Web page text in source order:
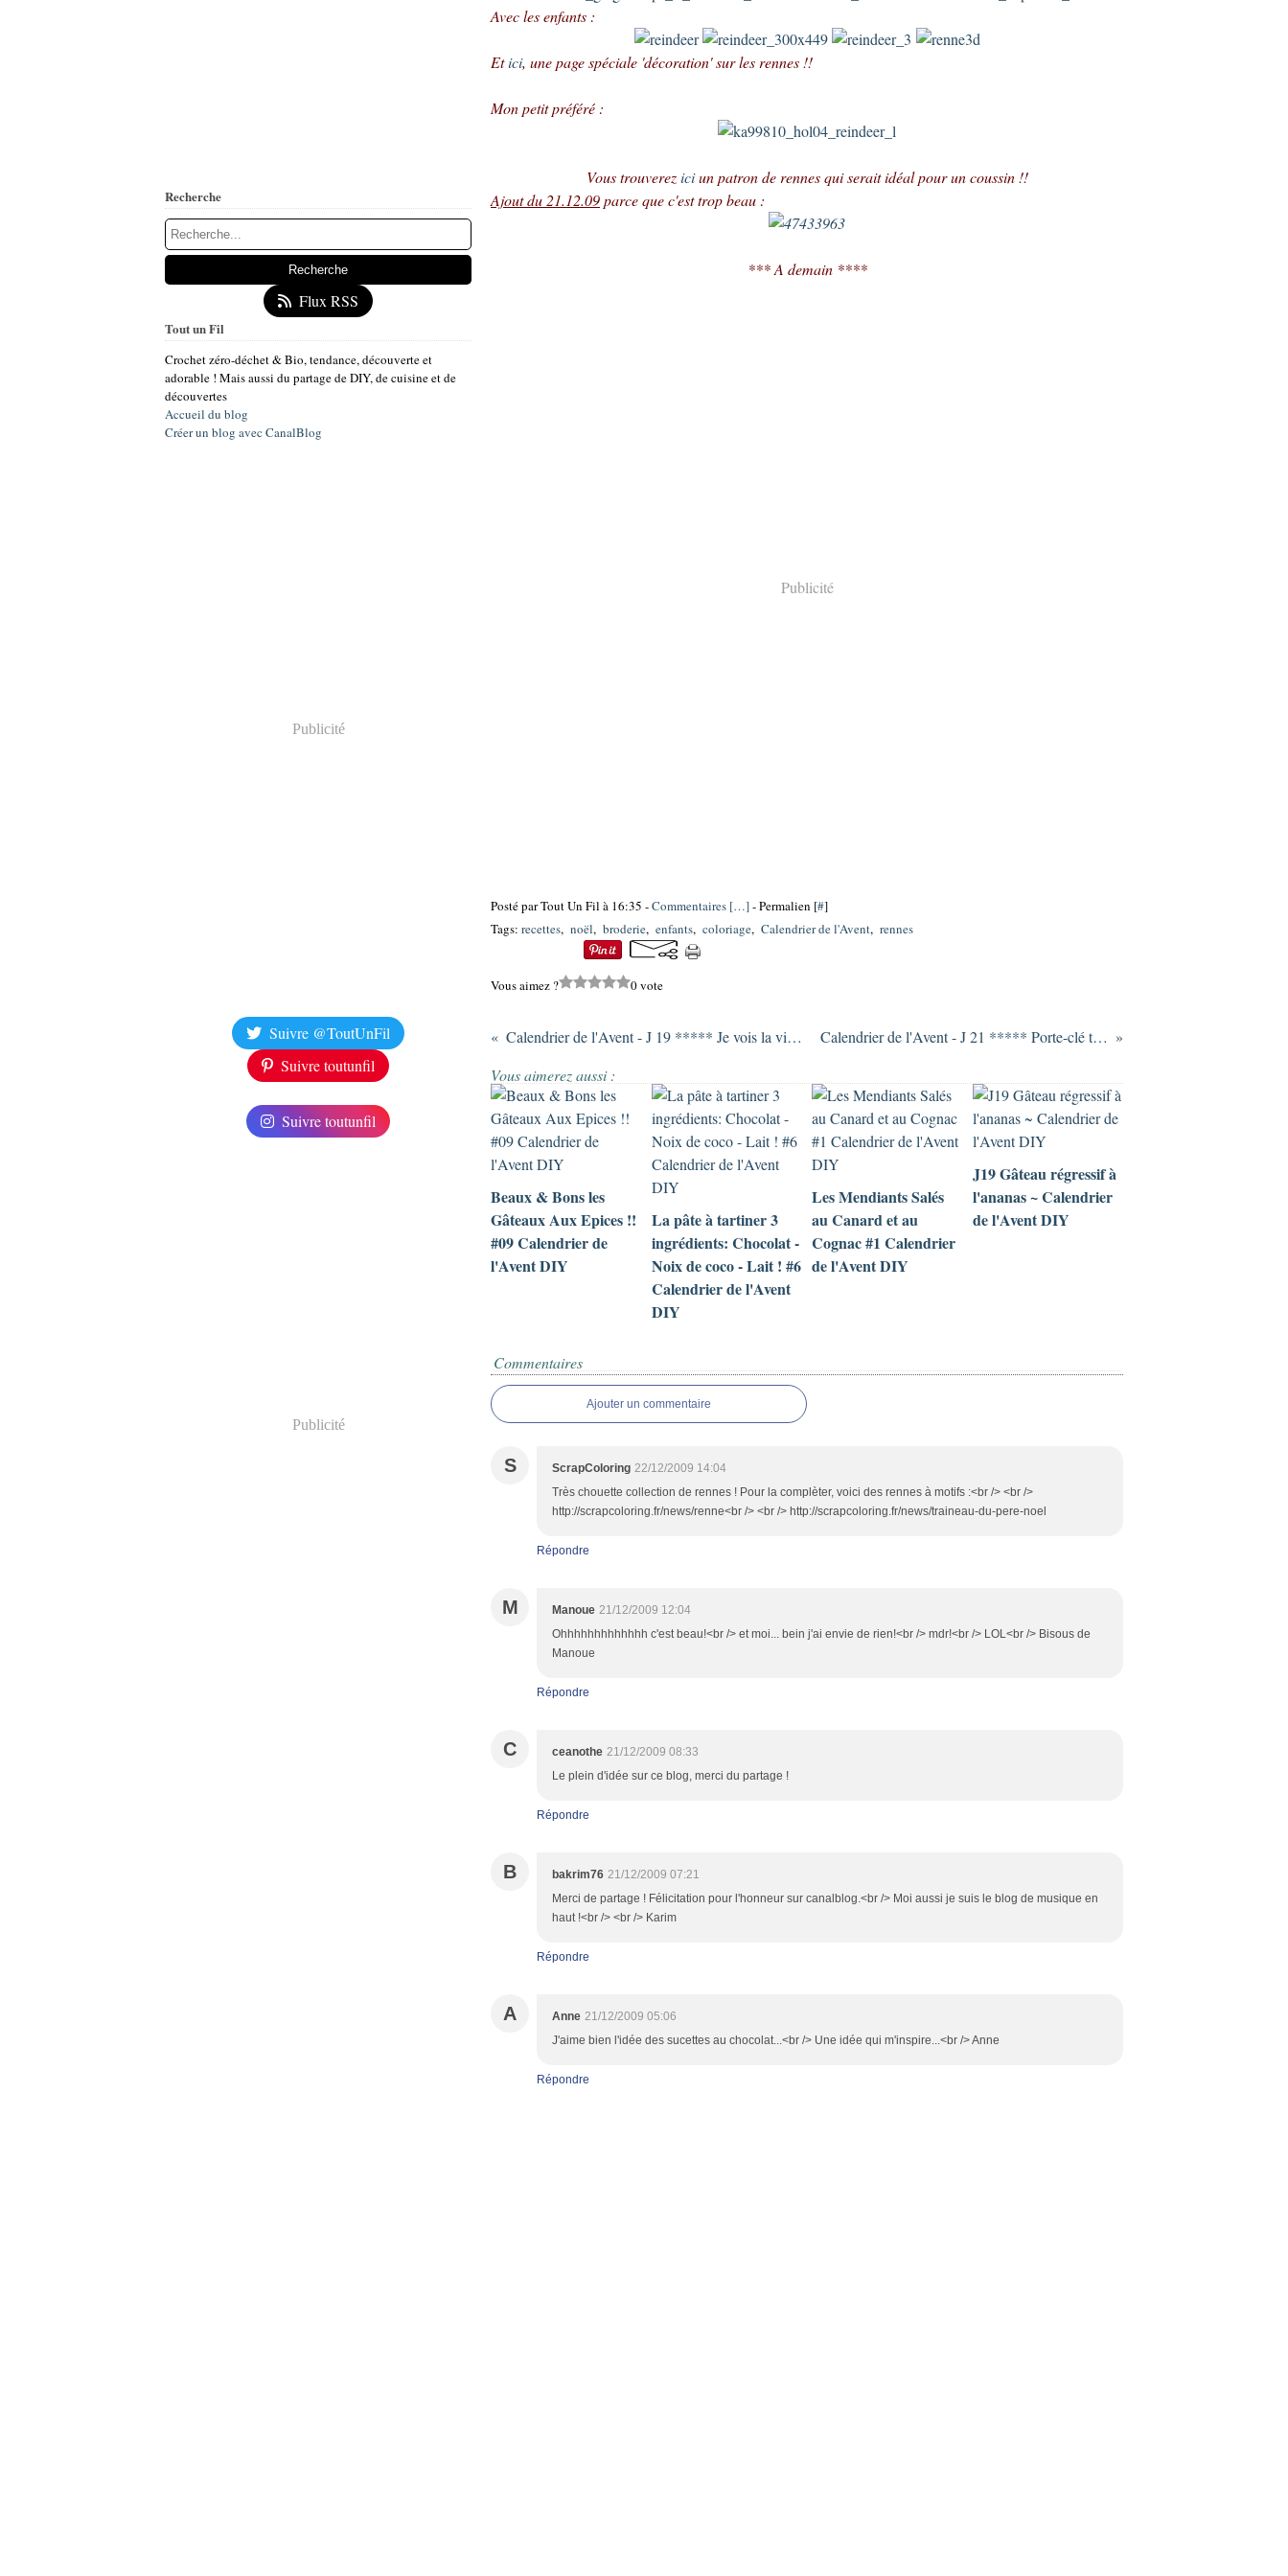
Recherche
Flux RSS
Tout un Fil
Crochet zéro-déchet & Bio, tendance, découverte et
adorable ! Mais aussi du partage de DIY, de cuisine et de
découvertes
Accueil du blog
Créer un blog avec CanalBlog
Publicité
Suivre @ToutUnFil
Suivre toutunfil
Suivre toutunfil
Publicité
Avec les enfants :
Etici, une page spéciale 'décoration' sur les rennes !!
Mon petit préféré :
Vous trouvereziciun patron de rennes qui serait idéal pour un coussin !!
Ajout du 21.12.09parce que c'est trop beau :
*** A demain ****
Publicité
Posté par Tout Un Fil à 16:35 -Commentaires […]- Permalien [#]
Tags: recettes, noël, broderie, enfants, coloriage, Calendrier de l'Avent, rennes
Vous aimez ? 0 vote
Calendrier de l'Avent - J 19 ***** Je vois la vie en RoSe !!
Calendrier de l'Avent - J 21 ***** Porte-clé tendresse ....
Vous aimerez aussi :
Beaux & Bons les
Gâteaux Aux Epices !!
#09 Calendrier de
l'Avent DIY
La pâte à tartiner 3
ingrédients: Chocolat -
Noix de coco - Lait ! #6
Calendrier de l'Avent
DIY
Les Mendiants Salés
au Canard et au
Cognac #1 Calendrier
de l'Avent DIY
J19 Gâteau régressif à
l'ananas ~ Calendrier
de l'Avent DIY
Commentaires
Ajouter un commentaire
S ScrapColoring 22/12/2009 14:04
Très chouette collection de rennes ! Pour la complèter, voici des rennes à motifs :<br /> <br />
http://scrapcoloring.fr/news/renne<br /> <br /> http://scrapcoloring.fr/news/traineau-du-pere-noel
Répondre
M Manoue 21/12/2009 12:04
Ohhhhhhhhhhhhh c'est beau!<br /> et moi... bein j'ai envie de rien!<br /> mdr!<br /> LOL<br /> Bisous de
Manoue
Répondre
C ceanothe 21/12/2009 08:33
Le plein d'idée sur ce blog, merci du partage !
Répondre
B bakrim76 21/12/2009 07:21
Merci de partage ! Félicitation pour l'honneur sur canalblog.<br /> Moi aussi je suis le blog de musique en
haut !<br /> <br /> Karim
Répondre
A Anne 21/12/2009 05:06
J'aime bien l'idée des sucettes au chocolat...<br /> Une idée qui m'inspire...<br /> Anne
Répondre